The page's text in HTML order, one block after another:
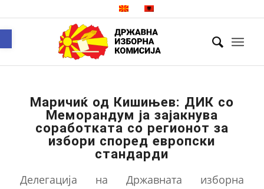
Маричиќ од Кишињев: ДИК со
Меморандум ја зајакнува
соработката со регионот за
избори според европски
стандарди
Делегација на Државната изборна
Open toolbar